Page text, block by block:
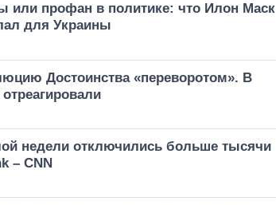
или профан в политике: что Илон Маск
для Украины
Достоинства «переворотом». В
недели отключились больше тысячи
– CNN